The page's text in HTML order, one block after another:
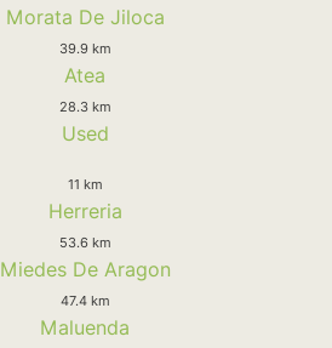
Morata De Jiloca
39.9 km
Atea
28.3 km
Used
11 km
Herreria
53.6 km
Miedes De Aragon
47.4 km
Maluenda